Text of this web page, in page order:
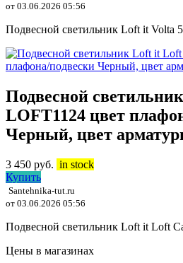
от 03.06.2026 05:56
Подвесной светильник Loft it Volta
Подвесной
LOFT1124 цвет
Черный, цвет
3 450 руб. in stock
Купить
Santehnika-tut.ru
от 03.06.2026 05:56
Подвесной светильник Loft it Loft
Цены в магазинах